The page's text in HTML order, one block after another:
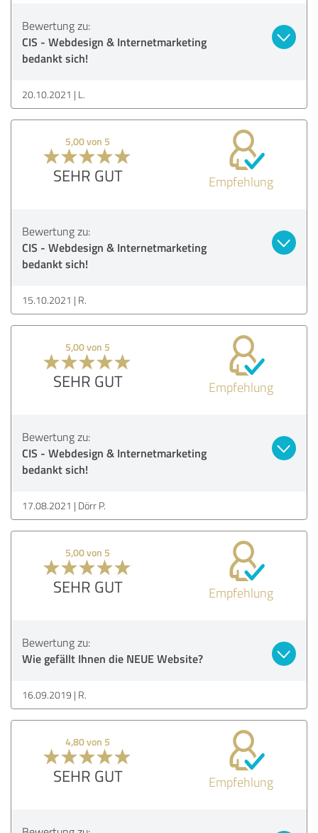
Bewertung zu:
CIS - Webdesign & Internetmarketing
bedankt sich!
20.10.2021 L.
5,00 von 5
SEHR GUT Empfehlung
Bewertung zu:
CIS - Webdesign & Internetmarketing
bedankt sich!
15.10.2021 R.
5,00 von 5
SEHR GUT Empfehlung
Bewertung zu:
CIS - Webdesign & Internetmarketing
bedankt sich!
17.08.2021 Dörr P.
5,00 von 5
SEHR GUT Empfehlung
Bewertung zu:
Wie gefällt Ihnen die NEUE Website?
16.09.2019 R.
4,80 von 5
SEHR GUT Empfehlung